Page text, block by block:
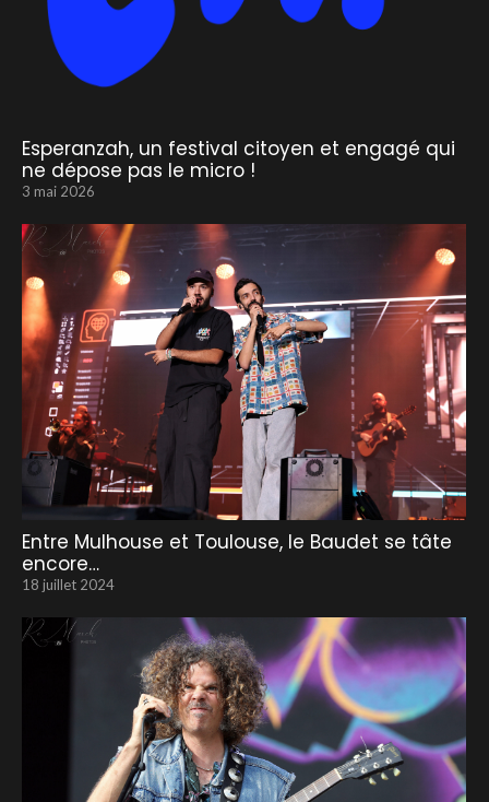
Esperanzah, un festival citoyen et engagé qui
ne dépose pas le micro !
3 mai 2026
Entre Mulhouse et Toulouse, le Baudet se tâte
encore…
18 juillet 2024